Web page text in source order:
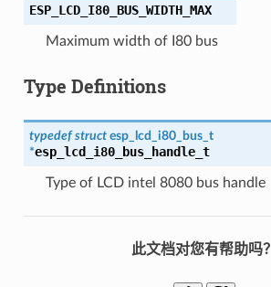
ESP_LCD_I80_BUS_WIDTH_MAX
Maximum width of I80 bus
Type Definitions
typedef struct esp_lcd_i80_bus_t
*esp_lcd_i80_bus_handle_t
Type of LCD intel 8080 bus handle
此文档对您有帮助吗？